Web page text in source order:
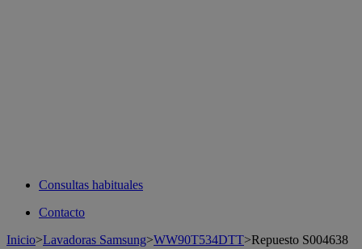
Consultas habituales
Contacto
Inicio>Lavadoras Samsung>WW90T534DTT>Repuesto S004638